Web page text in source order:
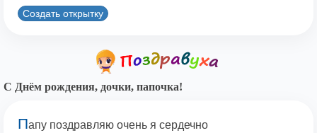
Создать открытку
С Днём рождения, дочки, папочка!
Папу поздравляю очень я сердечно